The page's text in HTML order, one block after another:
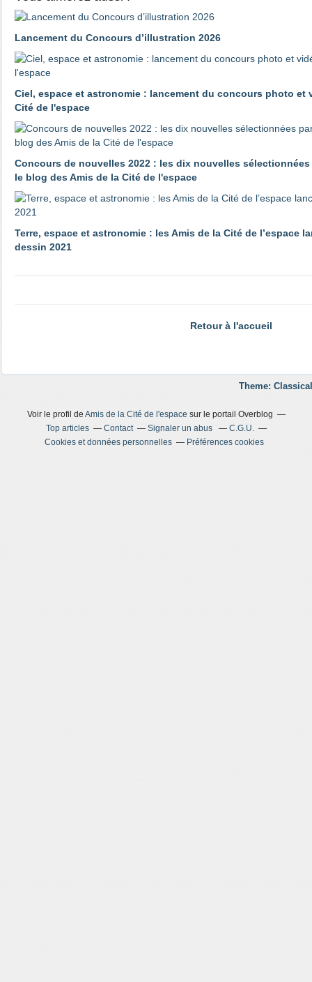
Lancement du Concours d’illustration 2026
Ciel, espace et astronomie : lancement du concours photo et
Cité de l'espace
Concours de nouvelles 2022 : les dix nouvelles
le blog des Amis de la Cité de l'espace
Terre, espace et astronomie : les Amis de la Cité de l’espace
dessin 2021
Retour à l'accueil
Theme:
Voir le profil deAmis de la Cité de l'espace sur le portail Overblog
Top articles
Contact Signaler un abus
C.G.U.
Cookies et données personnelles
Préférences cookies